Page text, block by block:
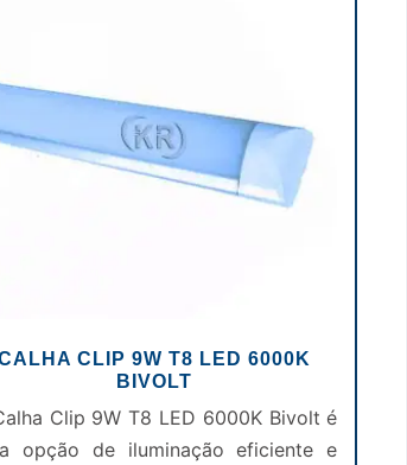
CLIP 9W T8 LED 6000K
BIVOLT
Clip 9W T8 LED 6000K Bivolt é
opção de iluminação eficiente e